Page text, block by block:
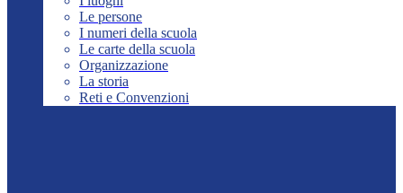
Le persone
I numeri della scuola
Le carte della scuola
Organizzazione
La storia
Reti e Convenzioni